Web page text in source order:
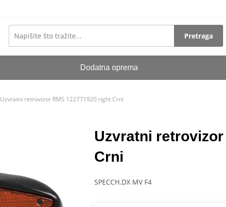
Pretraga
Dodatna oprema
Uzvratni retrovizor RMS 122771920 right Crni
Uzvratni retrovizor
Crni
SPECCH.DX MV F4